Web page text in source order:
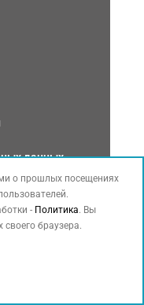
данных
Данный сайт
о прошлых посещениях
- Политика. Вы
браузера.